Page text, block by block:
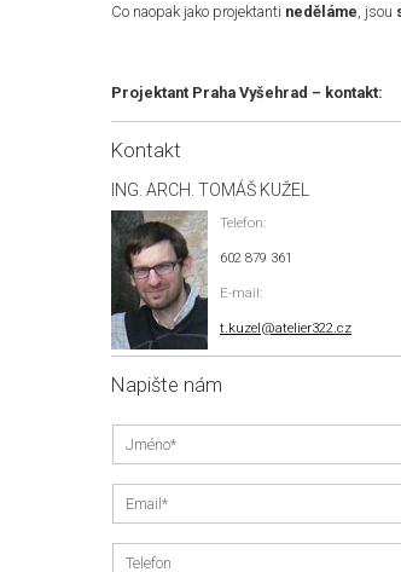
Co naopak jako projektanti neděláme , jsou
Projektant Praha Vyšehrad – kontakt:
Kontakt
ING. ARCH. TOMÁŠ KUŽEL
Telefon:
602 879 361
E-mail:
t.kuzel@atelier322.cz
Napište nám